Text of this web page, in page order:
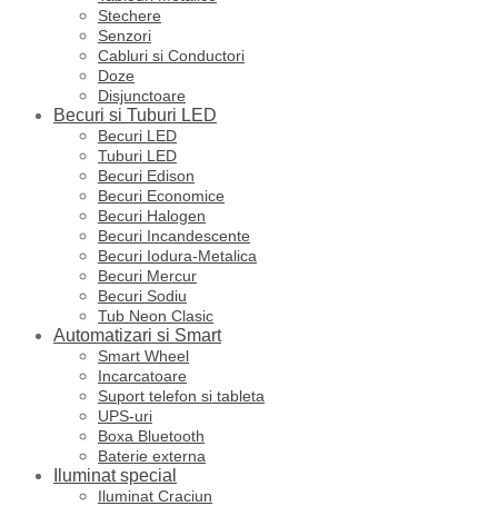
Stechere
Senzori
Cabluri si Conductori
Doze
Disjunctoare
Becuri si Tuburi LED
Becuri LED
Tuburi LED
Becuri Edison
Becuri Economice
Becuri Halogen
Becuri Incandescente
Becuri Iodura-Metalica
Becuri Mercur
Becuri Sodiu
Tub Neon Clasic
Automatizari si Smart
Smart Wheel
Incarcatoare
Suport telefon si tableta
UPS-uri
Boxa Bluetooth
Baterie externa
Iluminat special
Iluminat Craciun